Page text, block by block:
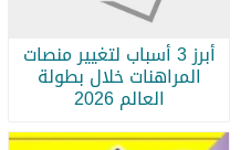
أبرز 3 أسباب لتغيير منصات
المراهنات خلال بطولة
العالم 2026